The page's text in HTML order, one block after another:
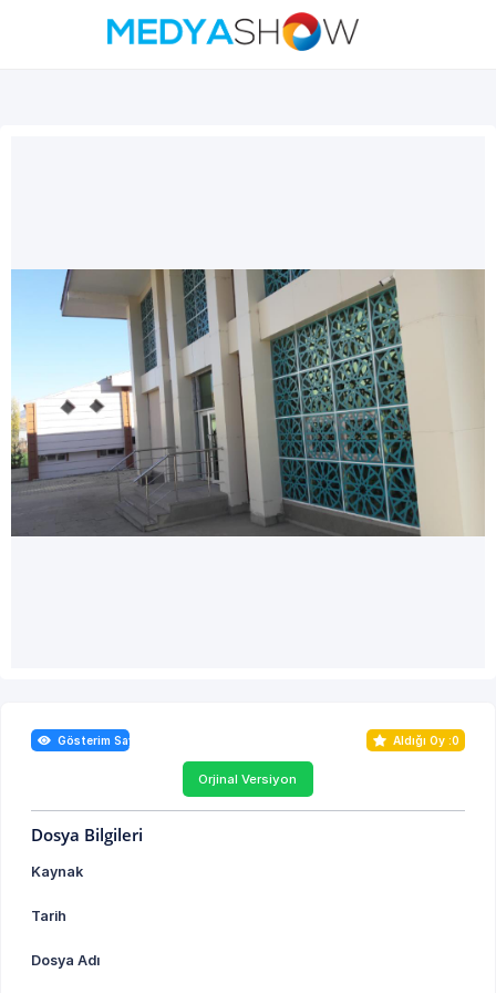
Gösterim Sayısı : 0 Aldığı Oy :0
Orjinal Versiyon
Dosya Bilgileri
Kaynak
Tarih
Dosya Adı